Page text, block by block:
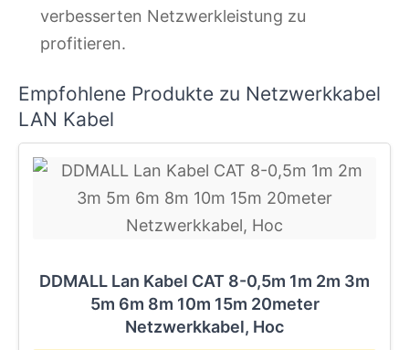
verbesserten Netzwerkleistung zu
profitieren.
Empfohlene Produkte zu Netzwerkkabel
LAN Kabel
DDMALL Lan Kabel CAT 8-0,5m 1m 2m 3m
5m 6m 8m 10m 15m 20meter
Netzwerkkabel, Hoc